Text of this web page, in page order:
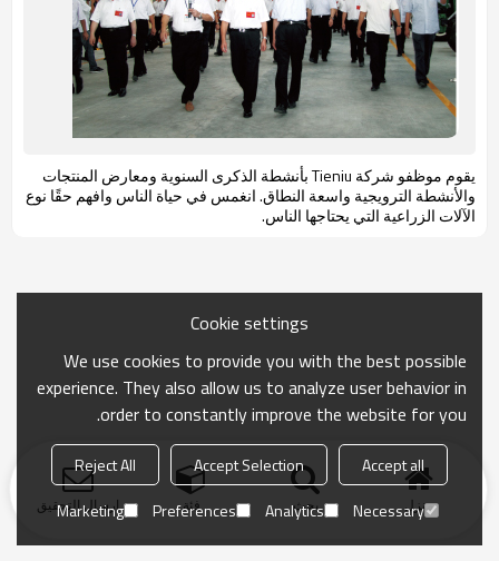
يقوم موظفو شركة Tieniu بأنشطة الذكرى السنوية ومعارض المنتجات
والأنشطة الترويجية واسعة النطاق. انغمس في حياة الناس وافهم حقًا نوع
الآلات الزراعية التي يحتاجها الناس.
منزل بحث فئة ارسال التحقيق
Cookie settings
We use cookies to provide you with the best possible
experience. They also allow us to analyze user behavior in
order to constantly improve the website for you.
Accept all
Accept Selection
Reject All
Necessary
Analytics
Preferences
Marketing